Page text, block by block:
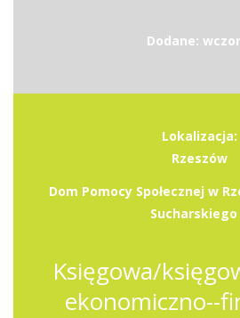
Dodane:
Lokalizacja:
Rzeszów
Dom Pomocy Społecznej w
Sucharskiego
Księgowa/
ekonomiczno--